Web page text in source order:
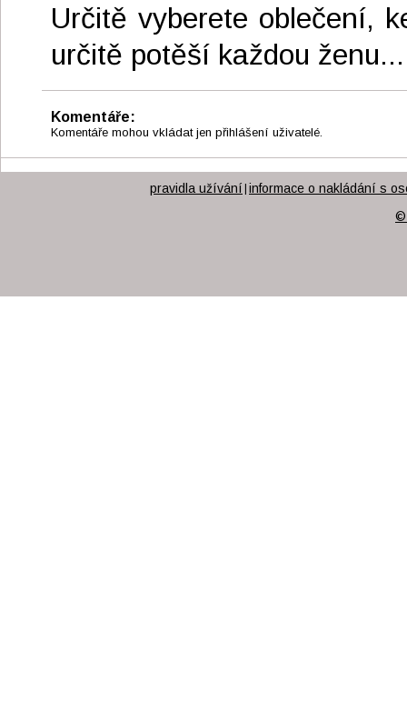
Určitě vyberete oblečení,
určitě potěší každou
Komentáře:
Komentáře mohou vkládat jen přihlášení uživatelé.
pravidla užívání | informace o nakládání s
©